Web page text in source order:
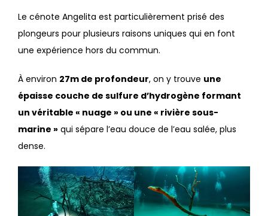
Le cénote Angelita est particulièrement prisé des
plongeurs pour plusieurs raisons uniques qui en font
une expérience hors du commun.
À environ 27m de profondeur, on y trouve une
épaisse couche de sulfure d’hydrogène formant
un véritable « nuage » ou une « rivière sous-
marine » qui sépare l’eau douce de l’eau salée, plus
dense.